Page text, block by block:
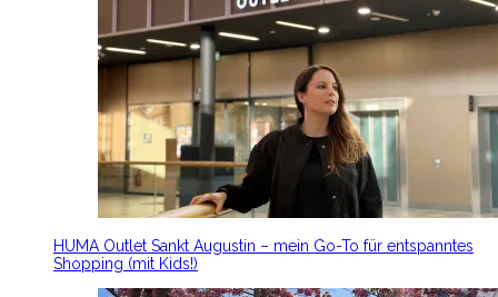
HUMA Outlet Sankt Augustin – mein Go-To für entspanntes
Shopping (mit Kids!)